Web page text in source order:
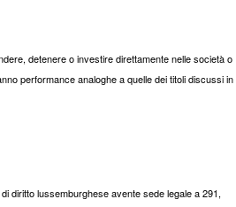
detenere o investire direttamente nelle società o
performance analoghe a quelle dei titoli discussi in
diritto lussemburghese avente sede legale a 291,